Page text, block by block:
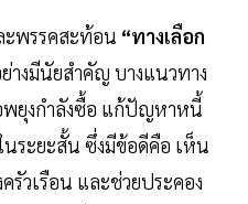
ะพรรคสะท้อน “ทางเลือก
างมีนัยสำคัญ บางแนวทาง
พยุงกำลังซื้อ แก้ปัญหาหนี้
ระยะสั้น ซึ่งมีข้อดีคือ เห็น
รัวเรือน และช่วยประคอง